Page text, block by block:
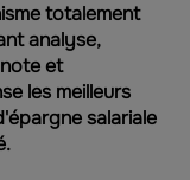
totalement
analyse,
et
les meilleurs
salariale